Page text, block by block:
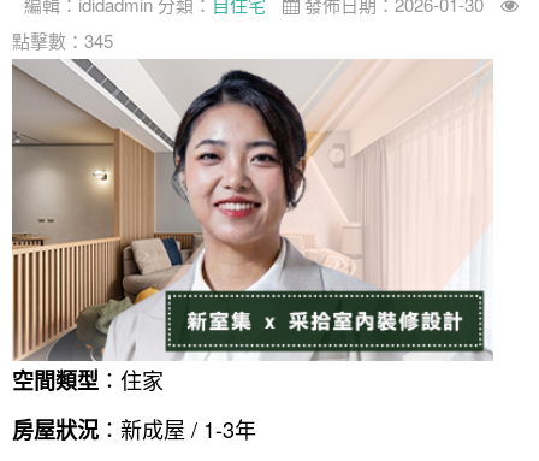
點擊數：345
空間類型 ：住家
房屋狀況 ：新成屋 / 1-3年
找設計師
如何使用點一點
我要裝潢
裝潢計算機
裝潢進階計算機
裝潢圖紙免費健檢
案例分享
居家
商業空間
辦公室
面積
21~30坪
31~50坪
51坪以上
現代
休閒
預算
150萬以內
151萬~250萬
人氣推薦
設計好手
新北市
桃園 新竹 竹北
台中
360環景體驗
你家我家 Podcast
虛擬線上裝潢
房屋仲介方案
裝潢輕鬆點
設計專欄
綠建材
居家風水
老屋翻新
線上賞屋
台北市
徵設計師